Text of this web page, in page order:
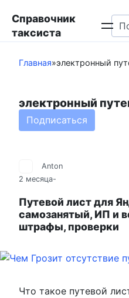
контенту
Справочник
таксиста
for:
Главная»электронный
электронный
Подписаться
Anton
2 месяца-
Путевой лист для
самозанятый, ИП и
штрафы, проверки
Что такое путевой